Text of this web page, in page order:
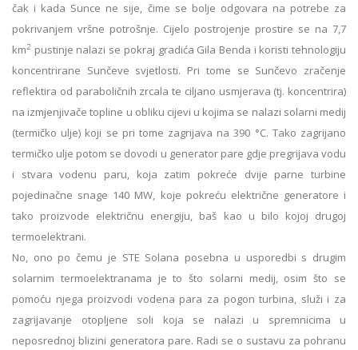
čak i kada Sunce ne sije, čime se bolje odgovara na potrebe za
pokrivanjem vršne potrošnje. Cijelo postrojenje prostire se na 7,7
km2 pustinje nalazi se pokraj gradića Gila Benda i koristi tehnologiju
koncentrirane Sunčeve svjetlosti. Pri tome se Sunčevo zračenje
reflektira od paraboličnih zrcala te ciljano usmjerava (tj. koncentrira)
na izmjenjivače topline u obliku cijevi u kojima se nalazi solarni medij
(termičko ulje) koji se pri tome zagrijava na 390 °C. Tako zagrijano
termičko ulje potom se dovodi u generator pare gdje pregrijava vodu
i stvara vodenu paru, koja zatim pokreće dvije parne turbine
pojedinačne snage 140 MW, koje pokreću električne generatore i
tako proizvode električnu energiju, baš kao u bilo kojoj drugoj
termoelektrani.
No, ono po čemu je STE Solana posebna u usporedbi s drugim
solarnim termoelektranama je to što solarni medij, osim što se
pomoću njega proizvodi vodena para za pogon turbina, služi i za
zagrijavanje otopljene soli koja se nalazi u spremnicima u
neposrednoj blizini generatora pare. Radi se o sustavu za pohranu